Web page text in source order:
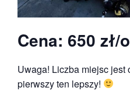
Cena: 650 zł/
Uwaga! Liczba miejsc jest
pierwszy ten lepszy!